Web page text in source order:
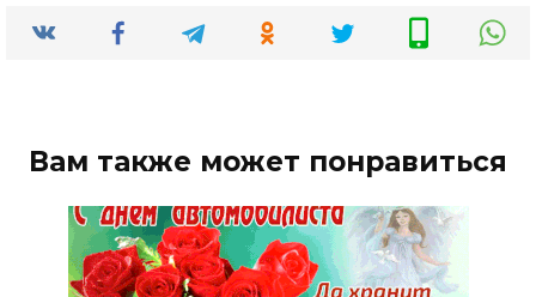
Вам также может понравиться